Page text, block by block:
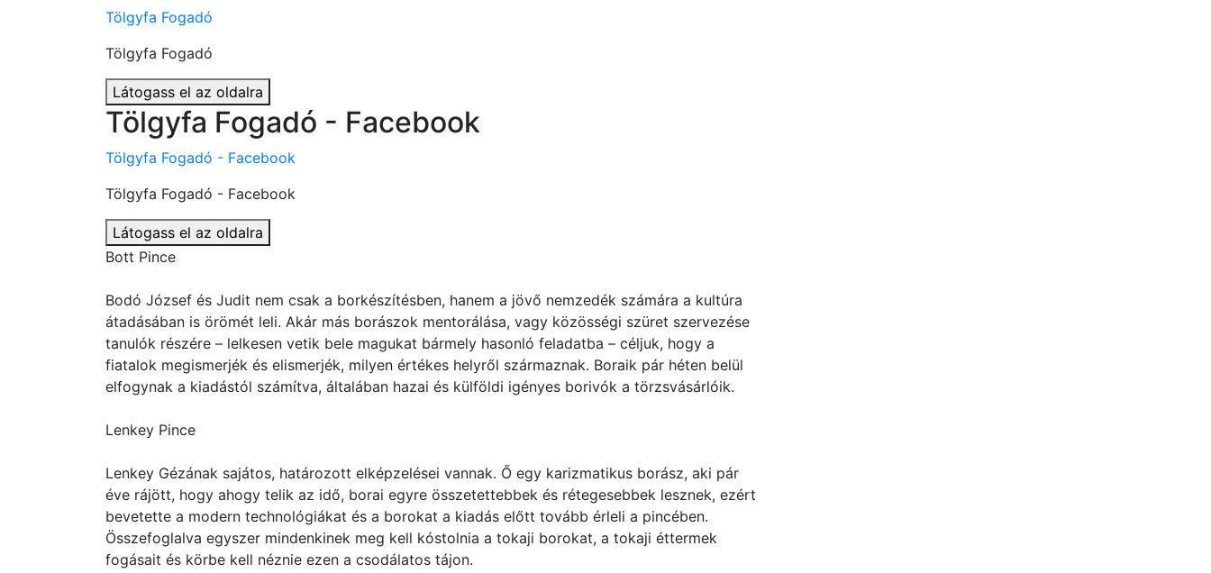
Tölgyfa Fogadó
Tölgyfa Fogadó
Látogass el az oldalra
Tölgyfa Fogadó - Facebook
Tölgyfa Fogadó - Facebook
Tölgyfa Fogadó - Facebook
Látogass el az oldalra
Bott Pince
Bodó József és Judit nem csak a borkészítésben, hanem a jövő nemzedék számára a kultúra
átadásában is örömét leli. Akár más borászok mentorálása, vagy közösségi szüret szervezése
tanulók részére – lelkesen vetik bele magukat bármely hasonló feladatba – céljuk, hogy a
fiatalok megismerjék és elismerjék, milyen értékes helyről származnak. Boraik pár héten belül
elfogynak a kiadástól számítva, általában hazai és külföldi igényes borivók a törzsvásárlóik.
Lenkey Pince
Lenkey Gézának sajátos, határozott elképzelései vannak. Ő egy karizmatikus borász, aki pár
éve rájött, hogy ahogy telik az idő, borai egyre összetettebbek és rétegesebbek lesznek, ezért
bevetette a modern technológiákat és a borokat a kiadás előtt tovább érleli a pincében.
Összefoglalva egyszer mindenkinek meg kell kóstolnia a tokaji borokat, a tokaji éttermek
fogásait és körbe kell néznie ezen a csodálatos tájon.